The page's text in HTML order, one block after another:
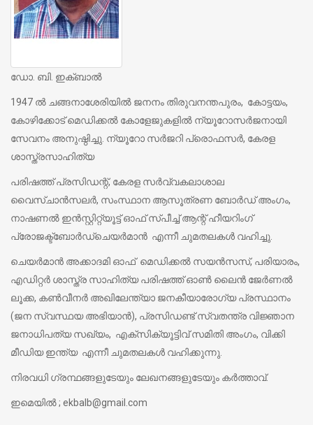
ഡോ. ബി. ഇക്ബാല്‍
1947 ല്‍ ചങ്ങനാശേരിയില്‍ ജനനം തിരുവനന്തപുരം, കോട്ടയം,
കോഴിക്കോട് മെഡിക്കല്‍ കോളേജുകളില്‍ ന്യൂറോസര്‍ജനായി
സേവനം അനുഷ്ഠിച്ചു. ന്യൂറോ സര്‍ജറി പ്രൊഫസര്‍, കേരള
ശാസ്ത്രസാഹിത്യ
പരിഷത്ത് പ്രസിഡന്റ്, കേരള സര്‍വ്വകലാശാല
വൈസ്ചാന്‍സലര്‍, സംസ്ഥാന ആസൂത്രണ ബോര്‍ഡ് അംഗം,
നാഷണല്‍ ഇന്‍സ്റ്റിറ്റ്യൂട്ട് ഓഫ് സ്പീച്ച് ആന്റ് ഹീയറിംഗ്
പ്രോജക്ട്‌ബോര്‍ഡ്‌ചെയര്‍മാന്‍ എന്നീ ചുമതലകള്‍ വഹിച്ചു.
ചെയര്‍മാന്‍ അക്കാദമി ഓഫ് മെഡിക്കല്‍ സയന്‍സസ്, പരിയാരം,
എഡിറ്റര്‍ ശാസ്ത്ര സാഹിത്യ പരിഷത്ത് ഓണ്‍ ലൈന്‍ ജേര്‍ണല്‍
ലൂക്ക, കണ്‍വീനര്‍ അഖിലേന്ത്യാ ജനകീയാരോഗ്യ പ്രസ്ഥാനം
(ജന സ്വസ്ഥയ അഭിയാന്‍), പ്രസിഡണ്ട് സ്വതന്ത്ര വിജ്ഞാന
ജനാധിപത്യ സഖ്യം, എക്‌സിക്യൂട്ടിവ് സമിതി അംഗം, വിക്കി
മീഡിയ ഇന്ത്യ എന്നീ ചുമതലകള്‍ വഹിക്കുന്നു.
നിരവധി ഗ്രന്ഥങ്ങളുടേയും ലേഖനങ്ങളുടേയും കര്‍ത്താവ്.
ഇമെയില്‍ ; ekbalb@gmail.com